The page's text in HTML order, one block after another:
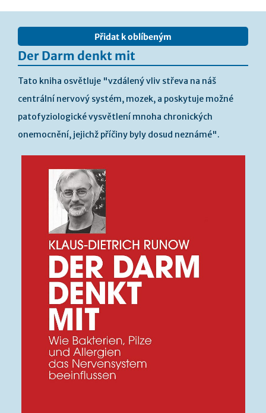
Přidat k oblíbeným
galerie
obrázky
Der Darm denkt mit
Tato kniha osvětluje "vzdálený vliv střeva na náš
centrální nervový systém, mozek, a poskytuje možné
patofyziologické vysvětlení mnoha chronických
onemocnění, jejichž příčiny byly dosud neznámé".